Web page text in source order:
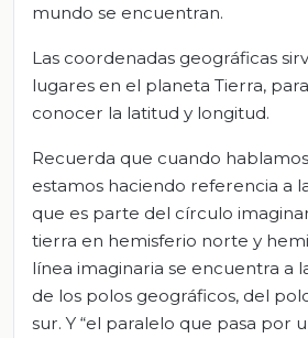
mundo se encuentran.
Las coordenadas geográficas
lugares en el planeta Tierra,
conocer la latitud y longitud.
Recuerda que cuando
estamos haciendo referencia a
que es parte del círculo
tierra en hemisferio norte y
línea imaginaria se encuentra a
de los polos geográficos, del
sur. Y “el paralelo que pasa por